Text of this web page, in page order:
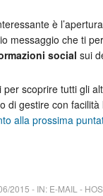
è
messaggio che ti
social sui
scoprire tutti gli
di gestire con
alla prossima
2015 - IN: E-MAIL-